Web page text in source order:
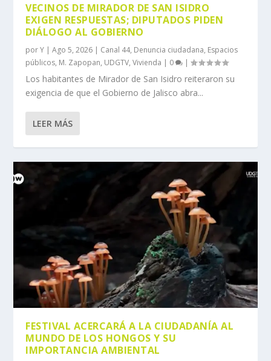
VECINOS DE MIRADOR DE SAN ISIDRO
EXIGEN RESPUESTAS; DIPUTADOS PIDEN
DIÁLOGO AL GOBIERNO
porY |Ago 5, 2026 | Canal 44, Denuncia ciudadana, Espacios
públicos, M. Zapopan, UDGTV,Vivienda | 0 |
Los habitantes de Mirador de San Isidro reiteraron su
exigencia de que el Gobierno de Jalisco abra...
LEER MÁS
FESTIVAL ACERCARÁ A LA CIUDADANÍA AL
MUNDO DE LOS HONGOS Y SU
IMPORTANCIA AMBIENTAL